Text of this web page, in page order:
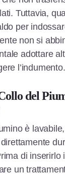
Tuttavia,
per
non si
adottare
l’indumento.
del
è
di inserirlo
un